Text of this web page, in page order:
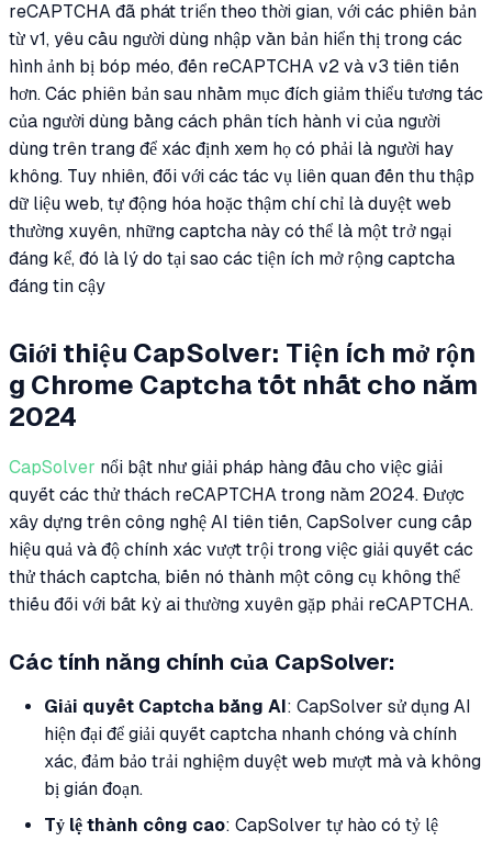
reCAPTCHA đã phát triển theo thời gian, với các phiên bản
từ v1, yêu cầu người dùng nhập văn bản hiển thị trong các
hình ảnh bị bóp méo, đến reCAPTCHA v2 và v3 tiên tiến
hơn. Các phiên bản sau nhằm mục đích giảm thiểu tương tác
của người dùng bằng cách phân tích hành vi của người
dùng trên trang để xác định xem họ có phải là người hay
không. Tuy nhiên, đối với các tác vụ liên quan đến thu thập
dữ liệu web, tự động hóa hoặc thậm chí chỉ là duyệt web
thường xuyên, những captcha này có thể là một trở ngại
đáng kể, đó là lý do tại sao các tiện ích mở rộng captcha
đáng tin cậy
Giới thiệu CapSolver: Tiện ích mở rộn
g Chrome Captcha tốt nhất cho năm
2024
CapSolver nổi bật như giải pháp hàng đầu cho việc giải
quyết các thử thách reCAPTCHA trong năm 2024. Được
xây dựng trên công nghệ AI tiên tiến, CapSolver cung cấp
hiệu quả và độ chính xác vượt trội trong việc giải quyết các
thử thách captcha, biến nó thành một công cụ không thể
thiếu đối với bất kỳ ai thường xuyên gặp phải reCAPTCHA.
Các tính năng chính của CapSolver:
Giải quyết Captcha bằng AI : CapSolver sử dụng AI
hiện đại để giải quyết captcha nhanh chóng và chính
xác, đảm bảo trải nghiệm duyệt web mượt mà và không
bị gián đoạn.
Tỷ lệ thành công cao: CapSolver tự hào có tỷ lệ